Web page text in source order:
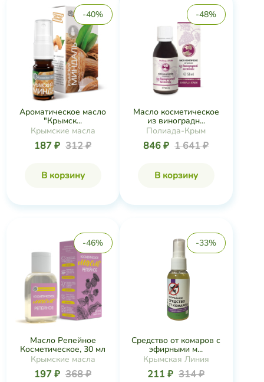
-40%
Ароматическое масло
"Крымск...
Крымские масла
187 ₽ 312 ₽
В корзину
-48%
Масло косметическое
из виноградн...
Полиада-Крым
846 ₽ 1 641 ₽
В корзину
-46%
Масло Репейное
Косметическое, 30 мл
Крымские масла
197 ₽ 368 ₽
-33%
Средство от комаров с
эфирными м...
Крымская Линия
211 ₽ 314 ₽